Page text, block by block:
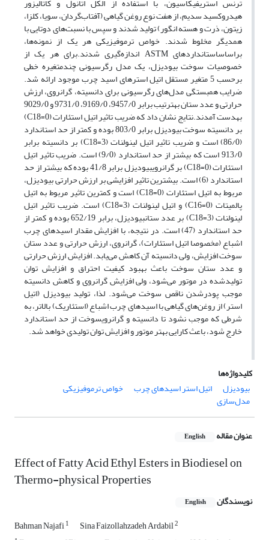
ترنس استریفیکاسیون، با استفاده از الکل اتانول و کاتالیزور
هیدروکسید سدیم،از هفت نوع روغن گیاهی(آفتاب‌گردان، سویا، کلزا،
زیتون، ذرت و هسته انگور)تولید شدند و سپس با نسبت‌های دوتایی با
همدیگر مخلوط شدند. خواص ترموفیزیکی هر یک از نمونه‌ها،
براساساستانداردهایASTM اندازه‌گیری شدند.برای هر یک از
خصوصیات سوخت بیودیزل، یک مدل رگرسیونی چندمتغیره خطی
برحسب 5 متغیر مستقل اتیل استرهای اسید‌ چرب موجود ارائه شد.
ضرایب همبستگی مدل‌هایرگرسیونی برای دانسیته،گرانروی، ارزش
حرارتی و عدد ستانبه­ترتیب برابر9457/0، 9169/ 0 ، 9731/0 و 9029/0
به­دست آمدند.نتایج نشان داد که ضریب تاثیر اتیل استئارات(
C18=0
)
بر دانسیته سوخت بیودیزل برابر 803/0 بوده و کمتر از حد استاندارد
(86/0) است و ضریب تاثیر اتیل لینولنات (
C18=3
)بر دانسیته برابر
913/0 است که بیشتر از حد استاندارد (9/0) است. ضریب تاثیر اتیل
استئارات(
C18=0
)برگرانروی بیودیزل برابر 41/8 بوده که بیشتر از حد
استاندارد (6) است. بیشترین تاثیر افزایشی بر ارزش حرارتی بیودیزل،
مربوط به اتیل استئارات(
C18=0
)است و کمترین تاثیر مربوط به اتیل
پالمیتات(
C16=0
)و اتیل لینولنات(
C18=3
)است. ضریب تاثیر اتیل
لینولنات(
C18=3
)بر عدد ستانبیودیزل، برابر 652/19 بوده و کمتر از
حد استاندارد (47) است. درنتیجه، با افزایش مقدار اسیدهای چرب
اشباع (مخصوصااتیل استئارات)،گرانروی،ارزش حرارتیو عدد ستان
سوخت افزایش، ولی دانسیته آن کاهش می‌یابد. افزایشارزش حرارتی
و عدد ستان سوخت باعث بهبود کیفیت احتراق و افزایش توان
تولیدشده در موتور می‌شود، ولی افزایشگرانرویو کاهش دانسیته
موجب پودرشدن ناقص سوخت می‌شود. لذا، تولید بیودیزل (اتیل
استر) از روغن‌های گیاهی با اسیدهای چرب اشباع (استئاریک) بالاتر، به
شرطی که موجب نشود تا دانسیته وگرانرویسوخت از حد استاندارد
خارج شود، باعث کارایی بهتر موتور وافزایش توان تولیدی خواهد شد.
کلیدواژه‌ها
بیودیزل
اتیل استر اسیدهای چرب خواص ترموفیزیکی
مدل‌سازی
عنوان مقاله English
Effect of Fatty Acid Ethyl Esters in Biodiesel on
Thermo-physical Properties
نویسندگان English
Bahman Najafi1 Sina Faizollahzadeh Ardabil2